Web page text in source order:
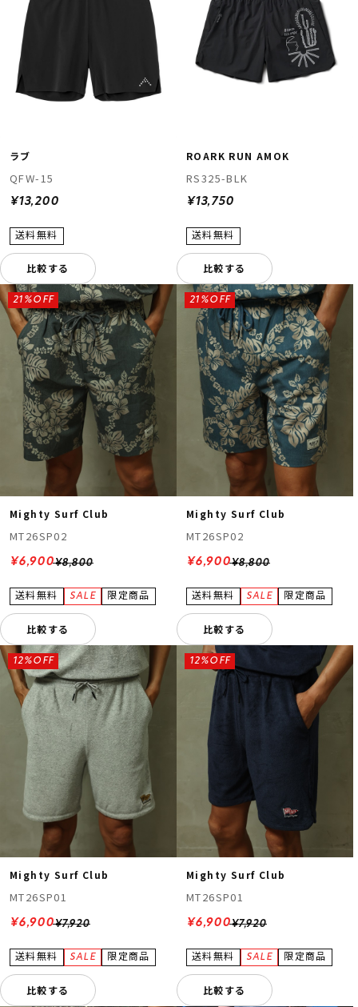
ラブ
QFW-15
¥13,200
比較する
ROARK RUN AMOK
RS325-BLK
¥13,750
比較する
Mighty Surf Club
MT26SP02
¥8,800
21%OFF
¥6,900
比較する
Mighty Surf Club
MT26SP02
¥8,800
21%OFF
¥6,900
比較する
Mighty Surf Club
MT26SP01
¥7,920
12%OFF
¥6,900
比較する
Mighty Surf Club
MT26SP01
¥7,920
12%OFF
¥6,900
比較する